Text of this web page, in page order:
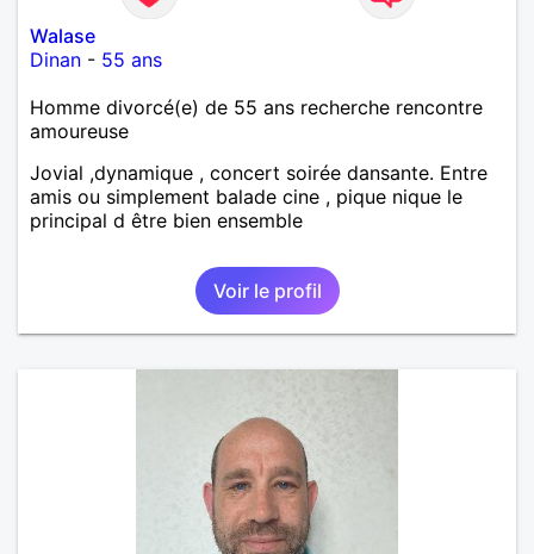
Walase
Dinan - 55 ans
Homme divorcé(e) de 55 ans recherche rencontre
amoureuse
Jovial ,dynamique , concert soirée dansante. Entre
amis ou simplement balade cine , pique nique le
principal d être bien ensemble
Voir le profil